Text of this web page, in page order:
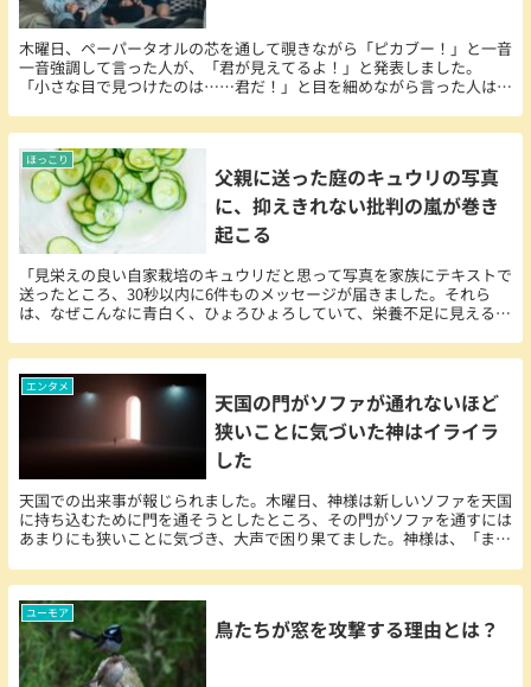
木曜日、ペーパータオルの芯を通して覗きながら「ピカブー！」と一音
一音強調して言った人が、「君が見えてるよ！」と発表しました。
「小さな目で見つけたのは……君だ！」と目を細めながら言った人は、
した。
ほっこり
父親に送った庭のキュウリの写真
に、抑えきれない批判の嵐が巻き
起こる
「見栄えの良い自家栽培のキュウリだと思って写真を家族にテキストで
送ったところ、30秒以内に6件ものメッセージが届きました。それら
は、なぜこんなに青白く、ひょろひょろしていて、栄養不足に見えるの
エンタメ
天国の門がソファが通れないほど
狭いことに気づいた神はイライラ
した
天国での出来事が報じられました。木曜日、神様は新しいソファを天国
に持ち込むために門を通そうとしたところ、その門がソファを通すには
あまりにも狭いことに気づき、大声で困り果てました。神様は、「まさ
っていてほしい」と頼みました。
ユーモア
鳥たちが窓を攻撃する理由とは？